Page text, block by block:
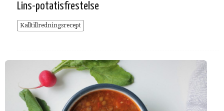
Lins-potatisfrestelse
Kalltillredningsrecept